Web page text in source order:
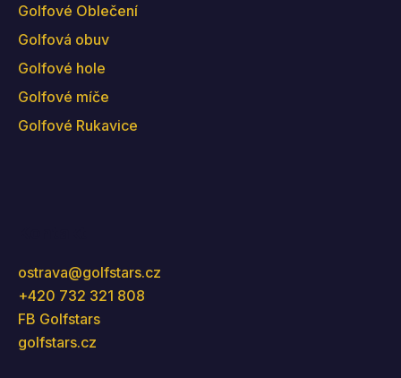
Golfové Oblečení
Golfová obuv
Golfové hole
Golfové míče
Golfové Rukavice
ostrava@golfstars.cz
+420 732 321 808
FB Golfstars
golfstars.cz